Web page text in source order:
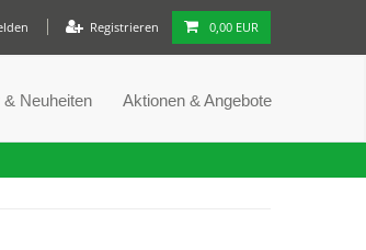
Registrieren 0,00 EUR
& Neuheiten Aktionen & Angebote